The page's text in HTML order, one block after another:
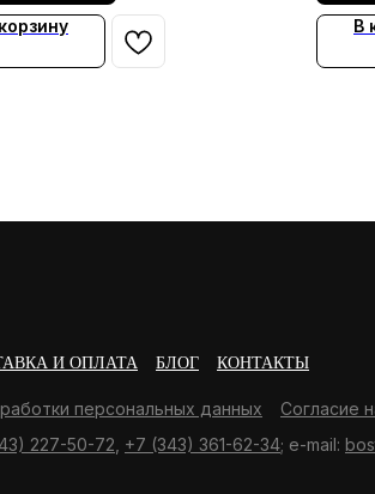
В
И ОПЛАТА БЛОГ КОНТАКТЫ
персональных данных
Согласие
227-50-72 +7 (343) 361-62-34; e-mail: